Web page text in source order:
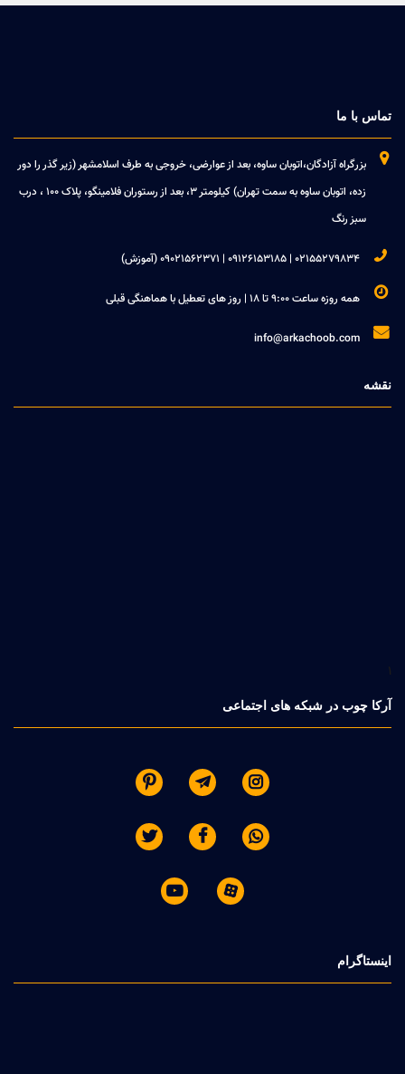
تماس با ما

بزرگراه آزادگان،اتوبان ساوه، بعد از عوارضی، خروجی به طرف اسلامشهر (زیر گذر را دور
زده، اتوبان ساوه به سمت تهران) کیلومتر 3، بعد از رستوران فلامینگو، پلاک 100 ، درب
سبز رنگ
 02155279834 | 09126153185 | 09021562371 (آموزش)
 همه روزه ساعت 9:00 تا 18 | روز های تعطیل با هماهنگی قبلی

info@arkachoob.com
نقشه
1
آرکا چوب در شبکه های اجتماعی








اینستاگرام